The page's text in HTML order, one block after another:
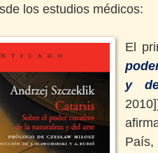
los estudios médicos:
El
y